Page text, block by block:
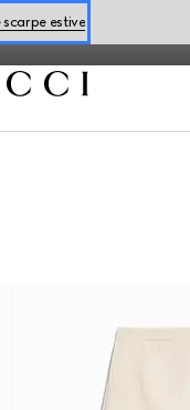
estive